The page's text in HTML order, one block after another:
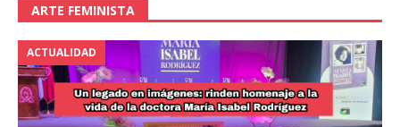
ARTE FEMINISTA
ACTUALIDAD